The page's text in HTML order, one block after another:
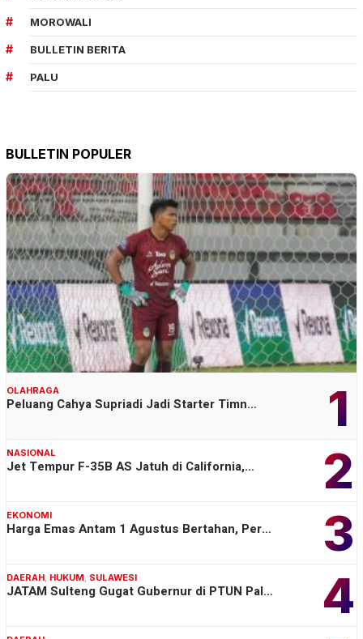
MOROWALI
BULLETIN BERITA
PALU
BULLETIN POPULER
1
OLAHRAGA
Peluang Cahya Supriadi Jadi Starter Timn…
2
NASIONAL
Jet Tempur F-35B AS Jatuh di California,…
3
EKONOMI
Harga Emas Antam 1 Agustus Bertahan, Per…
4
DAERAH, HUKUM, SULAWESI
JATAM Sulteng Gugat Gubernur di PTUN Pal…